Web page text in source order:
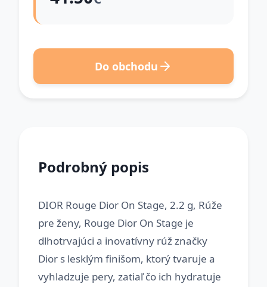
Do obchodu
Podrobný popis
DIOR Rouge Dior On Stage, 2.2 g, Rúže
pre ženy, Rouge Dior On Stage je
dlhotrvajúci a inovatívny rúž značky
Dior s lesklým finišom, ktorý tvaruje a
vyhladzuje pery, zatiaľ čo ich hydratuje